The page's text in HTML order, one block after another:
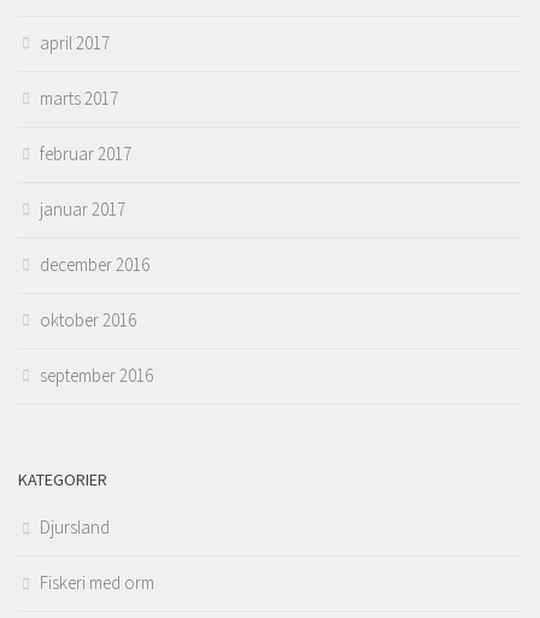
april 2017
marts 2017
februar 2017
januar 2017
december 2016
oktober 2016
september 2016
KATEGORIER
Djursland
Fiskeri med orm